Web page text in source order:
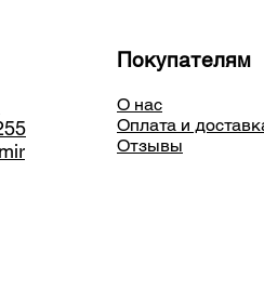
Покупателям
О нас
Оплата и
Отзывы